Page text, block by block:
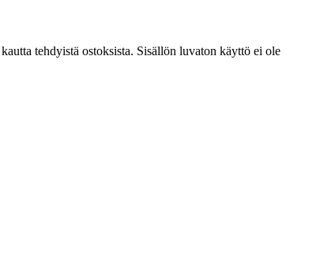
tehdyistä ostoksista. Sisällön luvaton käyttö ei ole